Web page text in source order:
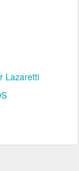
Lazaretti